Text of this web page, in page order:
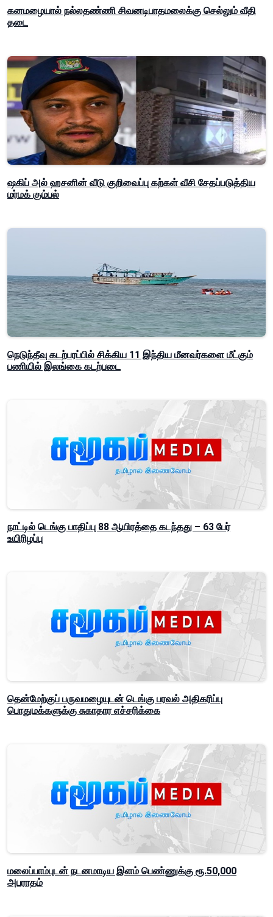
கனமழையால் நல்லதண்ணி சிவனடிபாதமலைக்கு செல்லும் வீதி
தடை
ஷகிப் அல் ஹசனின் வீடு குறிவைப்பு கற்கள் வீசி சேதப்படுத்திய
மர்மக் கும்பல்
நெடுந்தீவு கடற்பரப்பில் சிக்கிய 11 இந்திய மீனவர்களை மீட்கும்
பணியில் இலங்கை கடற்படை
நாட்டில் டெங்கு பாதிப்பு 88 ஆயிரத்தை கடந்தது – 63 பேர்
உயிரிழப்பு
தென்மேற்குப் பருவமழையுடன் டெங்கு பரவல் அதிகரிப்பு
பொதுமக்களுக்கு சுகாதார எச்சரிக்கை
மலைப்பாம்புடன் நடனமாடிய இளம் பெண்ணுக்கு ரூ.50,000
அபராதம்